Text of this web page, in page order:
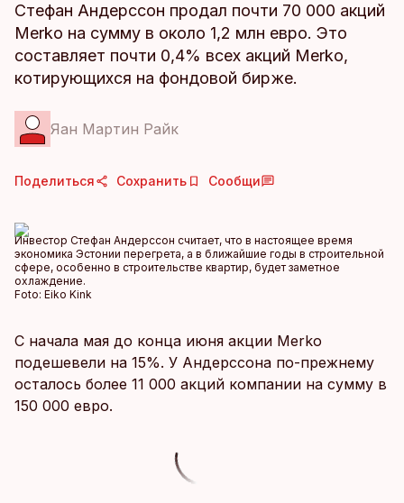
Стефан Андерссон продал почти 70 000 акций
Merko на сумму в около 1,2 млн евро. Это
составляет почти 0,4% всех акций Merko,
котирующихся на фондовой бирже.
Яан Мартин Райк
Поделиться Сохранить Сообщи
Инвестор Стефан Андерссон считает, что в настоящее время
экономика Эстонии перегрета, а в ближайшие годы в строительной
сфере, особенно в строительстве квартир, будет заметное
охлаждение.
Foto: Eiko Kink
С начала мая до конца июня акции Merko
подешевели на 15%. У Андерссона по-прежнему
осталось более 11 000 акций компании на сумму в
150 000 евро.